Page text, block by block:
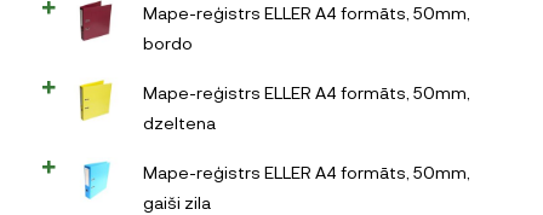
Mape-reģistrs ELLER A4 formāts, 50mm,
bordo
Mape-reģistrs ELLER A4 formāts, 50mm,
dzeltena
Mape-reģistrs ELLER A4 formāts, 50mm,
gaiši zila